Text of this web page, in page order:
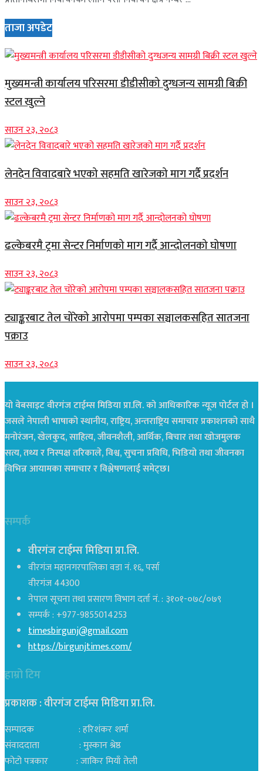
ताजा अपडेट
मुख्यमन्त्री कार्यालय परिसरमा डीडीसीको दुग्धजन्य सामग्री बिक्री
स्टल खुल्ने
साउन २३, २०८३
लेनदेन विवादबारे भएको सहमति खारेजको माग गर्दै प्रदर्शन
साउन २३, २०८३
ढल्केबरमै ट्रमा सेन्टर निर्माणको माग गर्दै आन्दोलनको घोषणा
साउन २३, २०८३
ट्याङ्करबाट तेल चोरेको आरोपमा पम्पका सञ्चालकसहित सातजना
पक्राउ
साउन २३, २०८३
यो वेबसाइट वीरगंज टाईम्स मिडिया प्रा.लि. को आधिकारिक न्यूज पोर्टल हो ।
जसले नेपाली भाषाको स्थानीय, राष्ट्रिय, अन्तराष्ट्रिय समाचार प्रकाशनको साथै
मनोरंजन, खेलकुद, साहित्य, जीवनशैली, आर्थिक, बिचार तथा खोजमुलक
सत्य, तथ्य र निस्पक्ष तरिकाले, विश्व, सुचना प्रविधि, भिडियो तथा जीवनका
विभिन्न आयामका समाचार र विश्लेषणलाई समेट्छ।
सम्पर्क
वीरगंज टाईम्स मिडिया प्रा.लि.
वीरगंज महानगरपालिका वडा नं. १६, पर्सा
वीरगंज 44300
नेपाल सूचना तथा प्रसारण विभाग दर्ता नं. : ३१०१-०७८/०७९
सम्पर्क : +977-9855014253
timesbirgunj@gmail.com
https://birgunjtimes.com/
हाम्रो टिम
प्रकाशक : वीरगंज टाईम्स मिडिया प्रा‍.लि.
सम्पादक : हरिशंकर शर्मा
संवाददाता : मुस्कान श्रेष्ठ
फोटो पत्रकार : जाकिर मियाँ तेली